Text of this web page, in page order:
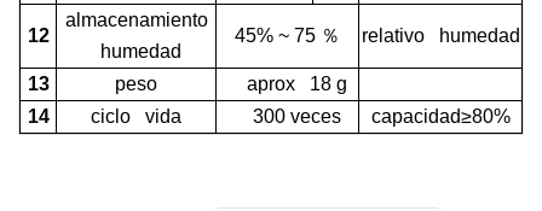
12
almacenamiento
humedad
45% ~ 75 ％ relativo humedad
13 peso
aprox 18 g
14
ciclo vida 300 veces capacidad≥80%